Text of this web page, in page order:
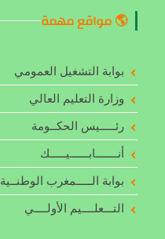
🌎 مواقع مهمة
بوابة التشغيل العمومي
وزارة التعليم العالي
رئـــــيس الحكــومة
أنـــــــابــــــيـــــك
بوابة الـــــمغرب الوطنــية
التـــعلــــيم الأولــــي